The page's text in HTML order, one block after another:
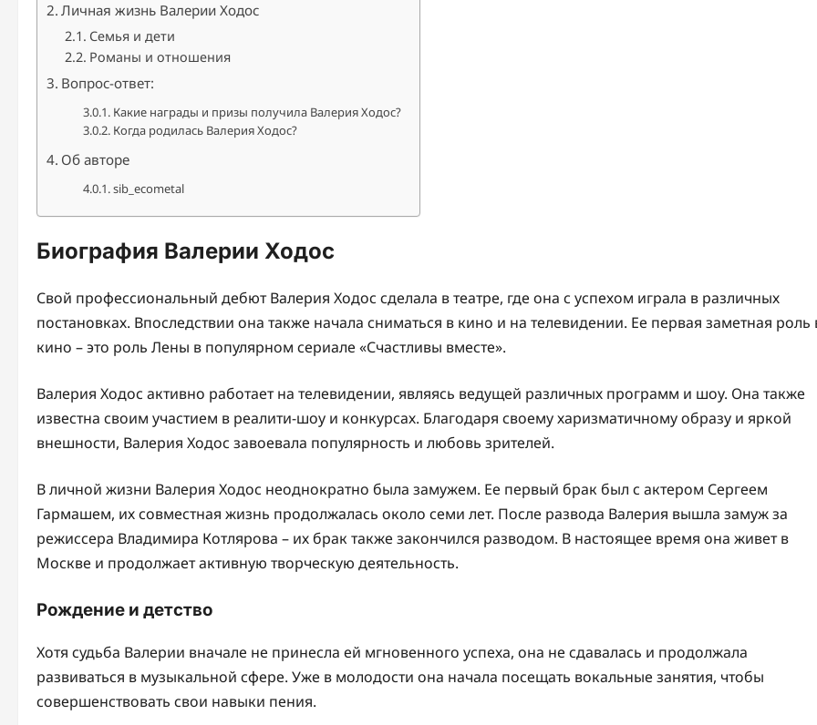
Личная жизнь Валерии Ходос
Семья и дети
Романы и отношения
Вопрос-ответ:
Какие награды и призы получила Валерия Ходос?
Когда родилась Валерия Ходос?
Об авторе
sib_ecometal
Биография Валерии Ходос
Свой профессиональный дебют Валерия Ходос сделала в театре, где она с успехом играла в различных
постановках. Впоследствии она также начала сниматься в кино и на телевидении. Ее первая заметная роль
кино – это роль Лены в популярном сериале «Счастливы вместе».
Валерия Ходос активно работает на телевидении, являясь ведущей различных программ и шоу. Она также
известна своим участием в реалити-шоу и конкурсах. Благодаря своему харизматичному образу и яркой
внешности, Валерия Ходос завоевала популярность и любовь зрителей.
В личной жизни Валерия Ходос неоднократно была замужем. Ее первый брак был с актером Сергеем
Гармашем, их совместная жизнь продолжалась около семи лет. После развода Валерия вышла замуж за
режиссера Владимира Котлярова – их брак также закончился разводом. В настоящее время она живет в
Москве и продолжает активную творческую деятельность.
Рождение и детство
Хотя судьба Валерии вначале не принесла ей мгновенного успеха, она не сдавалась и продолжала
развиваться в музыкальной сфере. Уже в молодости она начала посещать вокальные занятия, чтобы
совершенствовать свои навыки пения.